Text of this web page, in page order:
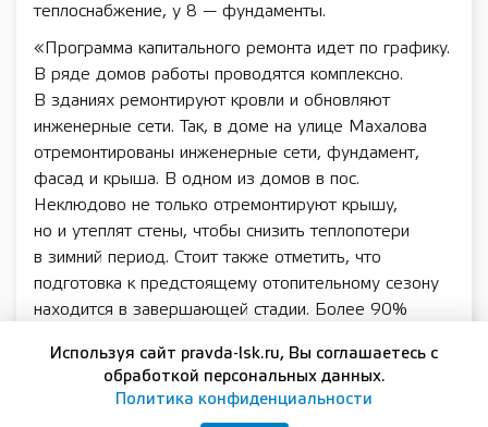
теплоснабжение, у 8 — фундаменты.
«Программа капитального ремонта идет по графику.
В ряде домов работы проводятся комплексно.
В зданиях ремонтируют кровли и обновляют
инженерные сети. Так, в доме на улице Махалова
отремонтированы инженерные сети, фундамент,
фасад и крыша. В одном из домов в пос.
Неклюдово не только отремонтируют крышу,
но и утеплят стены, чтобы снизить теплопотери
в зимний период. Стоит также отметить, что
подготовка к предстоящему отопительному сезону
находится в завершающей стадии. Более 90%
474-ти — уже получили паспорта готовности
к предстоящему отопительному сезону», — сообщил
Используя сайт pravda-lsk.ru, Вы соглашаетесь с
обработкой персональных данных.
Политика конфиденциальности